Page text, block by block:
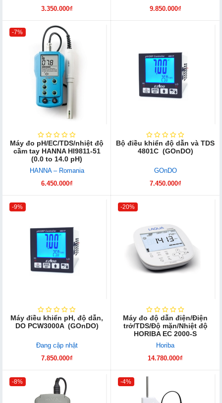
3.350.000₫
9.850.000₫
-7%
Máy đo pH/EC/TDS/nhiệt độ
cầm tay HANNA HI9811-51
(0.0 to 14.0 pH)
HANNA – Romania
6.450.000₫
Bộ điều khiển độ dẫn và TDS
4801C (GOnDO)
GOnDO
7.450.000₫
-9%
Máy điều khiển pH, độ dẫn,
DO PCW3000A (GOnDO)
Đang cập nhật
7.850.000₫
-20%
Máy đo độ dẫn điện/Điện
trở/TDS/Độ mặn/Nhiệt độ
HORIBA EC 2000-S
Horiba
14.780.000₫
-8% -4%